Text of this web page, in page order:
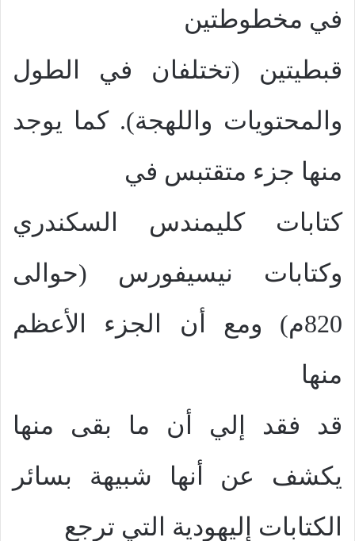
في مخطوطتين
قبطيتين (تختلفان في الطول
والمحتويات واللهجة). كما يوجد
منها جزء متقتبس في
كتابات كليمندس السكندري
وكتابات نيسيفورس (حوالى
820م) ومع أن الجزء الأعظم
منها
قد فقد إلي أن ما بقى منها
يكشف عن أنها شبيهة بسائر
الكتابات إليهودية التي ترجع